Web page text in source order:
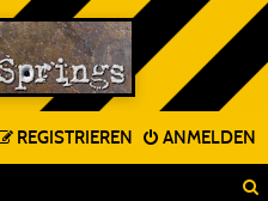
ANMELDEN
REGISTRIEREN